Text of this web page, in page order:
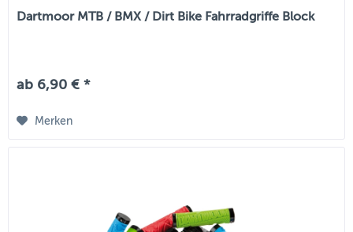
Dartmoor MTB / BMX / Dirt Bike Fahrradgriffe Block
ab 6,90 € *
Merken